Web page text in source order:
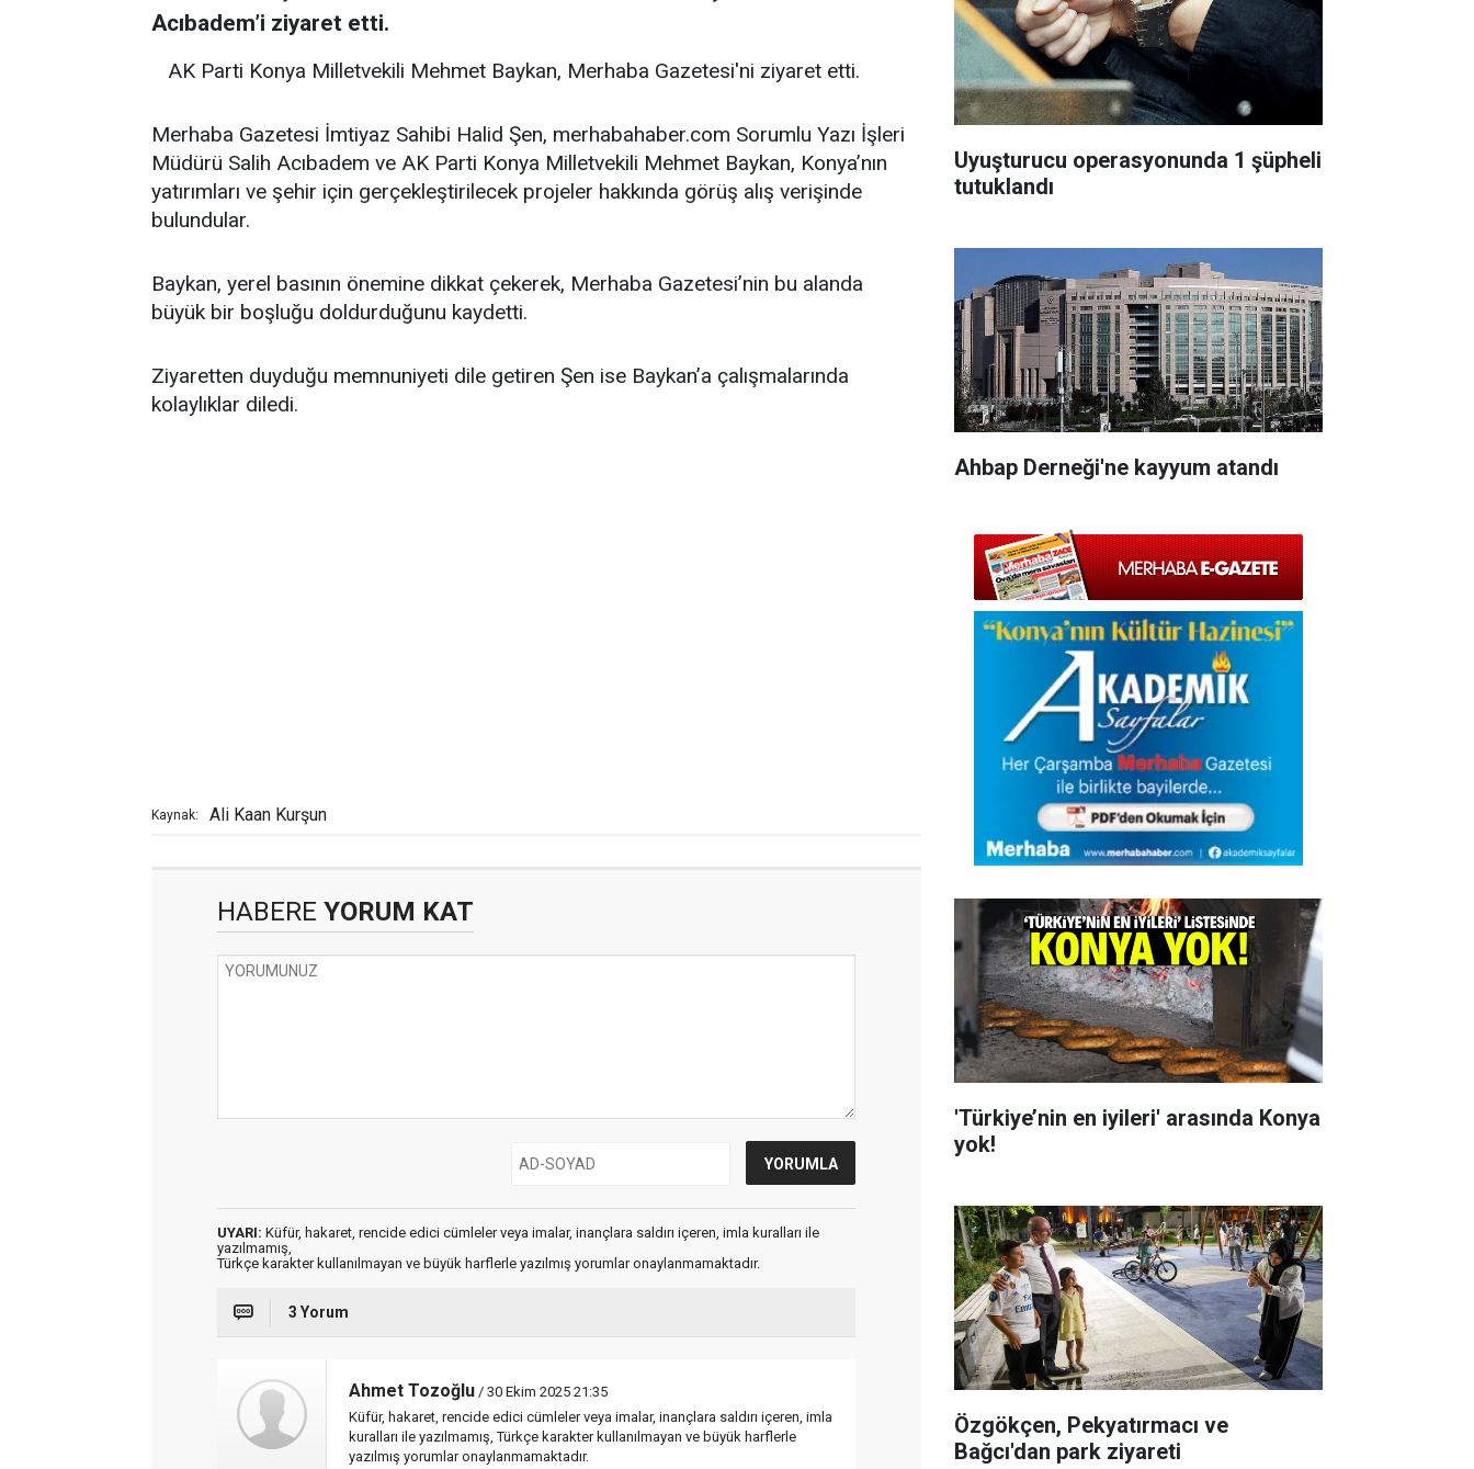
Acıbadem’i ziyaret etti.
AK Parti Konya Milletvekili Mehmet Baykan, Merhaba Gazetesi'ni ziyaret etti.
Merhaba Gazetesi İmtiyaz Sahibi Halid Şen, merhabahaber.com Sorumlu Yazı İşleri
Müdürü Salih Acıbadem ve AK Parti Konya Milletvekili Mehmet Baykan, Konya’nın
yatırımları ve şehir için gerçekleştirilecek projeler hakkında görüş alış verişinde
bulundular.
Baykan, yerel basının önemine dikkat çekerek, Merhaba Gazetesi’nin bu alanda
büyük bir boşluğu doldurduğunu kaydetti.
Ziyaretten duyduğu memnuniyeti dile getiren Şen ise Baykan’a çalışmalarında
kolaylıklar diledi.
Kaynak: Ali Kaan Kurşun
HABERE YORUM KAT
UYARI: Küfür, hakaret, rencide edici cümleler veya imalar, inançlara saldırı içeren, imla kuralları ile
yazılmamış,
Türkçe karakter kullanılmayan ve büyük harflerle yazılmış yorumlar onaylanmamaktadır.
3 Yorum
Ahmet Tozoğlu / 30 Ekim 2025 21:35
Küfür, hakaret, rencide edici cümleler veya imalar, inançlara saldırı içeren, imla
kuralları ile yazılmamış, Türkçe karakter kullanılmayan ve büyük harflerle
yazılmış yorumlar onaylanmamaktadır.
Uyuşturucu operasyonunda 1 şüpheli
tutuklandı
Ahbap Derneği'ne kayyum atandı
'Türkiye’nin en iyileri' arasında Konya
yok!
Özgökçen, Pekyatırmacı ve
Bağcı'dan park ziyareti